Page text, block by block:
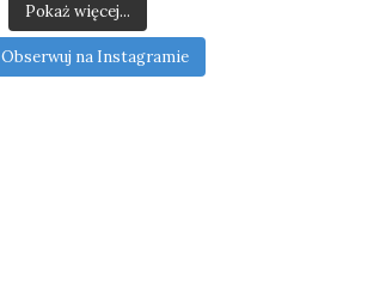
Pokaż więcej...
Obserwuj na Instagramie